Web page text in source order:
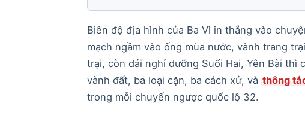
Biên độ địa hình của Ba Vì in thẳng vào
mạch ngầm vào ống mùa nước, vành trang
trại, còn dải nghỉ dưỡng Suối Hai, Yên Bài thì
vành đất, ba loại cặn, ba cách xử, và thông
trong mỗi chuyến ngược quốc lộ 32.